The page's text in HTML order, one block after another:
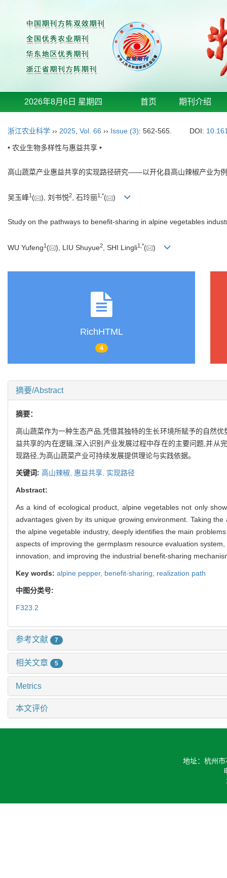
2026年8月6日 星期四 首页 期刊介绍
浙江农业科学 ›› 2025 Vol. 66 ›› Issue (3): 562-565. DOI:
• 农业生物多样性与惠益共享 •
高山蔬菜产业惠益共享的实现路径研究——以开化县高山辣椒产业为例
吴玉峰1 ( ), 刘书悦2, 石玲丽1 *( )
Study on the pathways to benefit-sharing in alpine vegetables
WU Yufeng1 ( ), LIU Shuyue2 , SHI Lingli1 *( )
RichHTML
4
摘要/Abstract
摘要：
高山蔬菜作为一种生态产品,凭借其独特的生长环境所赋予的自然
益共享的内在逻辑,深入识别产业发展过程中存在的主要问题,并从
现路径,为高山蔬菜产业可持续发展提供理论与实践依据。
关键词: 高山辣椒, 惠益共享, 实现路径
Abstract:
As a kind of ecological product, alpine vegetables not only
advantages given by its unique growing environment. Taking
the alpine vegetable industry, deeply identifies the main
aspects of improving the germplasm resource evaluation
innovation, and improving the industrial benefit-sharing
Key words: alpine pepper, benefit-sharing, realization path
中图分类号:
F323.2
参考文献 7
相关文章 5
Metrics
本文评价
地址：杭州